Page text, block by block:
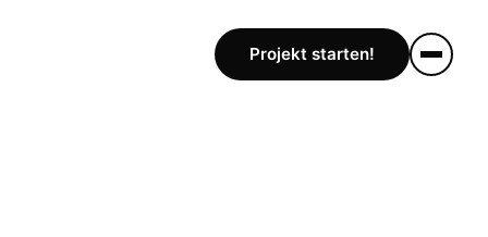
Projekt starten!